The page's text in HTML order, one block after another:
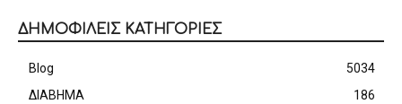
ΔΗΜΟΦΙΛΕΙΣ ΚΑΤΗΓΟΡΙΕΣ
Blog
5034
ΔΙΑΒΗΜΑ
186